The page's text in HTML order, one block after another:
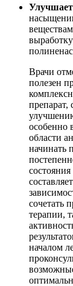
Врачи
полезен
препарат,
особенно
области
начинать
сочетать
терапии,
началом